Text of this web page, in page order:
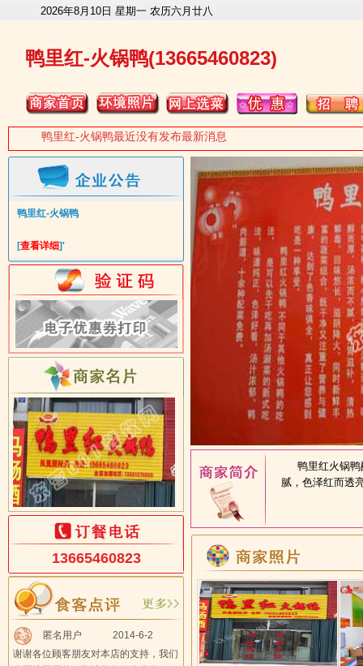
2026年8月10日 星期一 农历六月廿八
鸭里红-火锅鸭(13665460823)
鸭里红-火锅鸭最近没有发布最新消息
鸭里红-火锅鸭
[查看详细]'
13665460823
匿名用户
2014-6-2
谢谢各位顾客朋友对本店的支持，我们
鸭里红火锅鸭
腻，色泽红而透